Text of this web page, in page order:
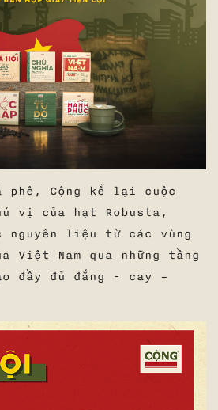
phê, Cộng kể lại cuộc
vị của hạt Robusta,
nguyên liệu từ các vùng
Việt Nam qua những tầng
đầy đủ đắng - cay –